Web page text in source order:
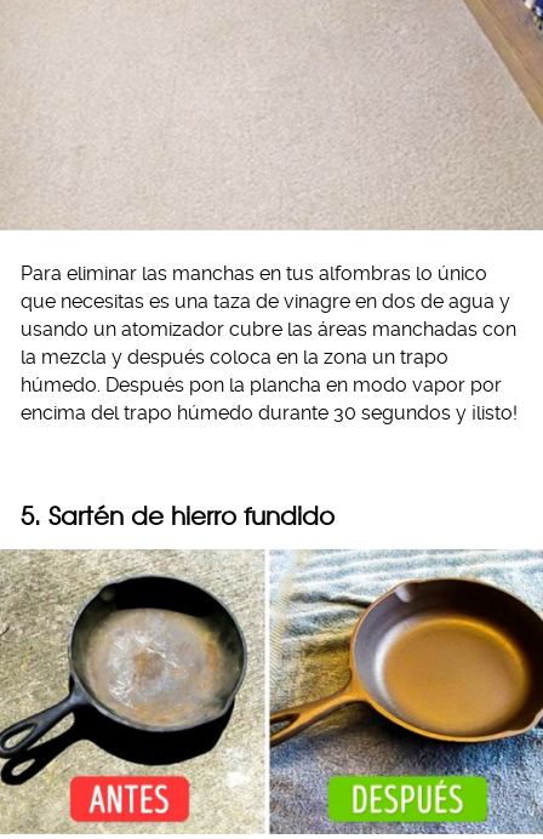
Para eliminar las manchas en tus alfombras lo único
que necesitas es una taza de vinagre en dos de agua y
usando un atomizador cubre las áreas manchadas con
la mezcla y después coloca en la zona un trapo
húmedo. Después pon la plancha en modo vapor por
encima del trapo húmedo durante 30 segundos y ¡listo!
5. Sartén de hierro fundido